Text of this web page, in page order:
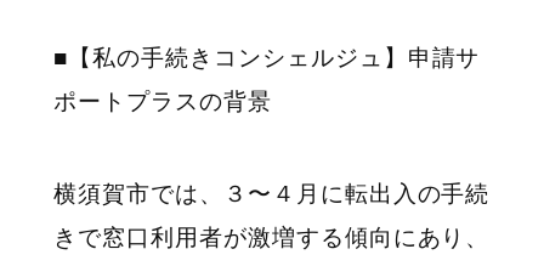
■ 【私の手続きコンシェルジュ】申請サ
ポートプラスの背景
横須賀市では、３〜４月に転出入の手続
きで窓口利用者が激増する傾向にあり、